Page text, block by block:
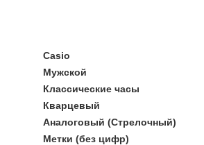
Casio
Мужской
Классические часы
Кварцевый
Аналоговый (Стрелочный)
Метки (без цифр)